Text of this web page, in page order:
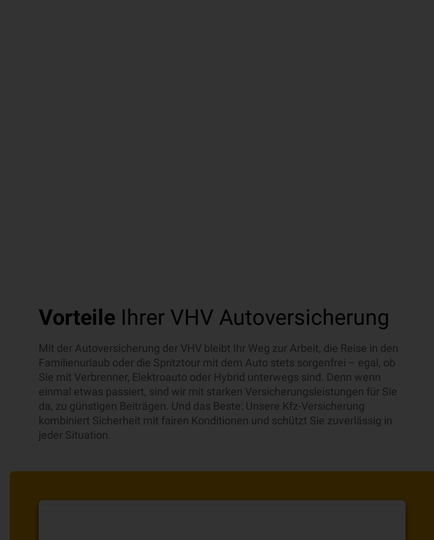
Vorteile Ihrer VHV Autoversicherung
Mit der Autoversicherung der VHV bleibt Ihr Weg zur Arbeit, die Reise in den
Familienurlaub oder die Spritztour mit dem Auto stets sorgenfrei – egal, ob
Sie mit Verbrenner, Elektroauto oder Hybrid unterwegs sind. Denn wenn
einmal etwas passiert, sind wir mit starken Versicherungsleistungen für Sie
da, zu günstigen Beiträgen. Und das Beste: Unsere Kfz-Versicherung
kombiniert Sicherheit mit fairen Konditionen und schützt Sie zuverlässig in
jeder Situation.